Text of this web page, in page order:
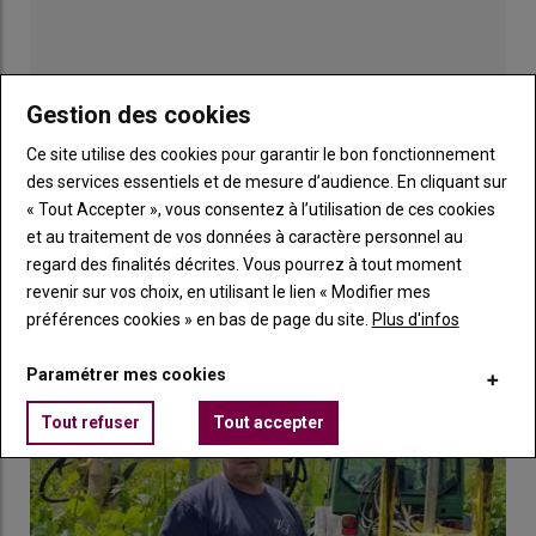
Origine
Gènes de
résistance
au mildiou
résistance
à l’oïdium
Risque
Artaban
France
(ResDur1)
Rpv1,
Rpv3.1
Run1,
Ren3, Ren9
Risque élevé
pour Rpv3.1 ;
faible pour Rpv1
Floreal
France
(ResDur1)
Rpv3.1,
Rpv10
Run1,
Ren3, Ren9
Rpv3.1 élevé ;
Rpv10 faible
Voltis
France
(ResDur1)
Rpv3.2
Run1,
Ren3, Ren9
(risque moyen)
Artys
France
Rpv1, Rpv10
Run1,
Rpv1 faible ;
Publicité
LES PLUS LUS
Gestion des cookies
Ce site utilise des cookies pour garantir le bon fonctionnement
des services essentiels et de mesure d’audience. En cliquant sur
« Tout Accepter », vous consentez à l’utilisation de ces cookies
et au traitement de vos données à caractère personnel au
regard des finalités décrites. Vous pourrez à tout moment
revenir sur vos choix, en utilisant le lien « Modifier mes
préférences cookies » en bas de page du site. Plus d'infos
Paramétrer mes cookies
Tout refuser Tout accepter